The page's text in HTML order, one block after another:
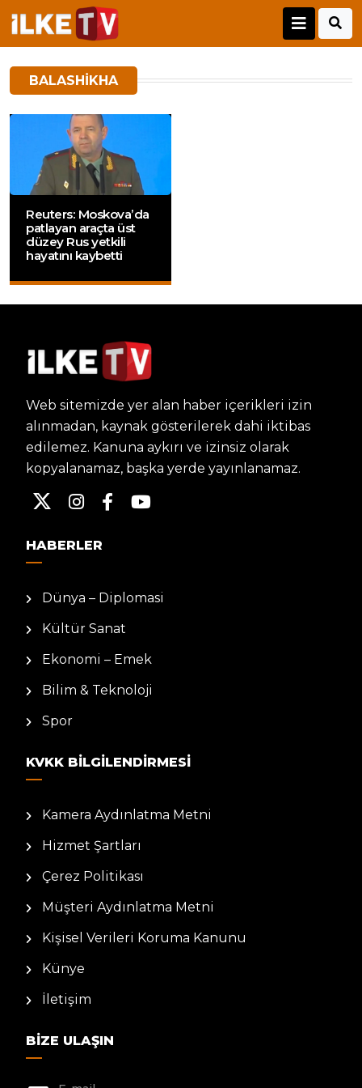
BALASHIKHA
Reuters: Moskova’da
patlayan araçta üst
düzey Rus yetkili
hayatını kaybetti
Web sitemizde yer alan haber içerikleri izin
alınmadan, kaynak gösterilerek dahi iktibas
edilemez. Kanuna aykırı ve izinsiz olarak
kopyalanamaz, başka yerde yayınlanamaz.
HABERLER
Dünya – Diplomasi
Kültür Sanat
Ekonomi – Emek
Bilim & Teknoloji
Spor
KVKK BILGILENDIRMESI
Kamera Aydınlatma Metni
Hizmet Şartları
Çerez Politikası
Müşteri Aydınlatma Metni
Kişisel Verileri Koruma Kanunu
Künye
İletişim
BIZE ULAŞIN